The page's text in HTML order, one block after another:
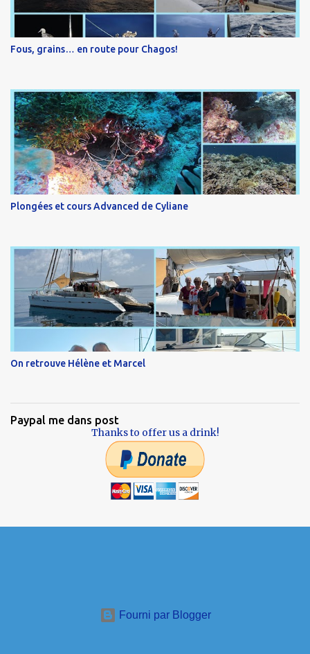
Fous, grains… en route pour Chagos!
Plongées et cours Advanced de Cyliane
On retrouve Hélène et Marcel
Paypal me dans post
Thanks to offer us a drink!
Fourni par Blogger